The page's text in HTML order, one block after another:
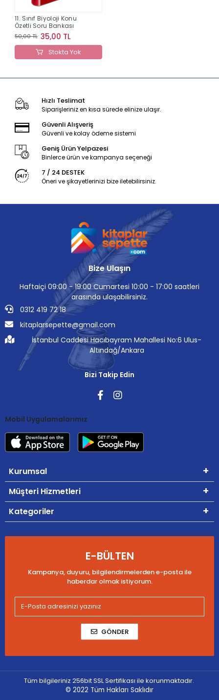
11. Sınıf Biyoloji Konu
Özetli Soru Bankası
50,00 TL 35,00 TL
Stokta Yok
Hızlı Teslimat
Siparişleriniz en kısa sürede elinize ulaşır.
Güvenli Alışveriş
Güvenli ve kolay ödeme sistemi
Geniş Ürün Yelpazesi
Binlerce ürün ve kampanya seçeneği
7 / 24 DESTEK
Öneri ve şikayetlerinizi bize iletebilirsiniz.
Bize Ulaşın
Haftaiçi 09:00 - 19:00 Cumartesi 10:00 - 17:00 saatleri
arasında ulaşabilirsiniz.
0312 419 72 18
kitaplarsepette@gmail.com
İstanbul Caddesi Hacıbayram Mahallesi No:6 Ulus-
Altındağ/Ankara
Bizi Takip Edin
Mobil Uygulamalarımız
Kurumsal
Müşteri Hizmetleri
Kategoriler
E-BÜLTEN
Kampanya, duyuru, bilgilendirmelerden e-posta ile
haberdar olmak istiyorum.
GÖNDER
Tüm bilgileriniz 256bit SSL Sertifikası ile korunmaktadır.
© 2022 Tüm Hakları Saklıdır